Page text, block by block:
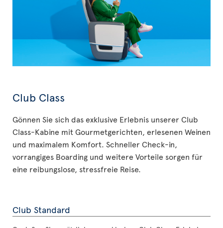
Club Class
Gönnen Sie sich das exklusive Erlebnis unserer Club
Class-Kabine mit Gourmetgerichten, erlesenen Weinen
und maximalem Komfort. Schneller Check-in,
vorrangiges Boarding und weitere Vorteile sorgen für
eine reibungslose, stressfreie Reise.
Club Standard